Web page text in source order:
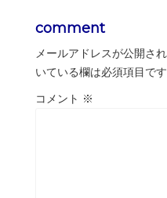
comment
メールアドレスが公開さ
いている欄は必須項目です
コメント ※